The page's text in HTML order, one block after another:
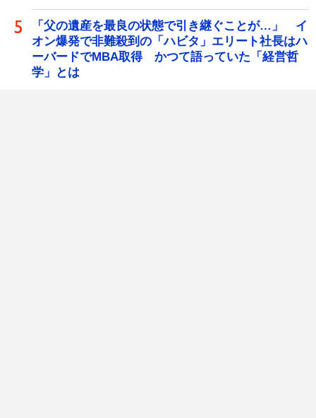
「父の遺産を最良の状態で引き継ぐことが…」 イ
オン爆発で非難殺到の「ハビタ」エリート社長はハ
ーバードでMBA取得 かつて語っていた「経営哲
学」とは